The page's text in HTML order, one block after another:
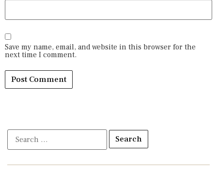
Save my name, email, and website in this browser for the
next time I comment.